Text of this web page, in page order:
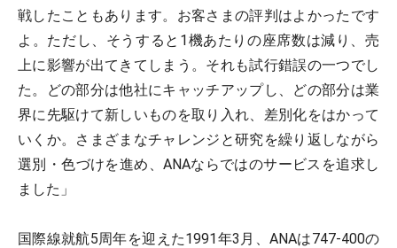
戦したこともあります。お客さまの評判はよかったです
よ。ただし、そうすると1機あたりの座席数は減り、売
上に影響が出てきてしまう。それも試行錯誤の一つでし
た。どの部分は他社にキャッチアップし、どの部分は業
界に先駆けて新しいものを取り入れ、差別化をはかって
いくか。さまざまなチャレンジと研究を繰り返しながら
選別・色づけを進め、ANAならではのサービスを追求し
ました」
国際線就航5周年を迎えた1991年3月、ANAは747‐400の